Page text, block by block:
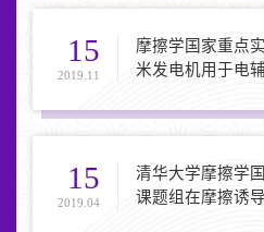
15
2019.11
摩擦学国家重点
米发电机用于电
15
2019.04
清华大学摩擦学
课题组在摩擦诱